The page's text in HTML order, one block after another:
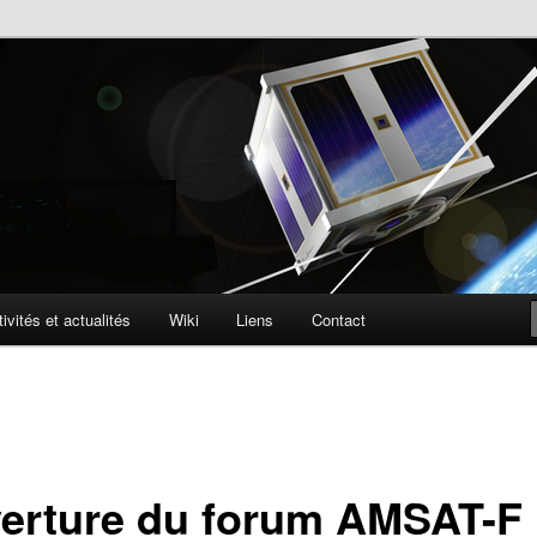
et actualités Wiki Liens Contact
du forum AMSAT-F